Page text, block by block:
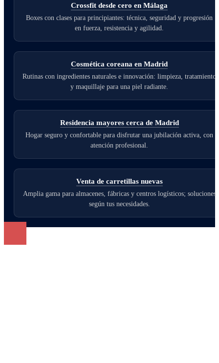
Crossfit desde cero en Málaga
Boxes con clases para principiantes: técnica, seguridad y progresión
en fuerza, resistencia y agilidad.
Cosmética coreana en Madrid
Rutinas con ingredientes naturales e innovación: limpieza, tratamiento
y maquillaje para una piel radiante.
Residencia mayores cerca de Madrid
Hogar seguro y confortable para disfrutar una jubilación activa, con
atención profesional.
Venta de carretillas nuevas
Amplia gama para almacenes, fábricas y centros logísticos; soluciones
según tus necesidades.